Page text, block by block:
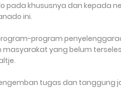
pada khususnya dan kepada
ini.
program
yang belum
tugas dan tanggung